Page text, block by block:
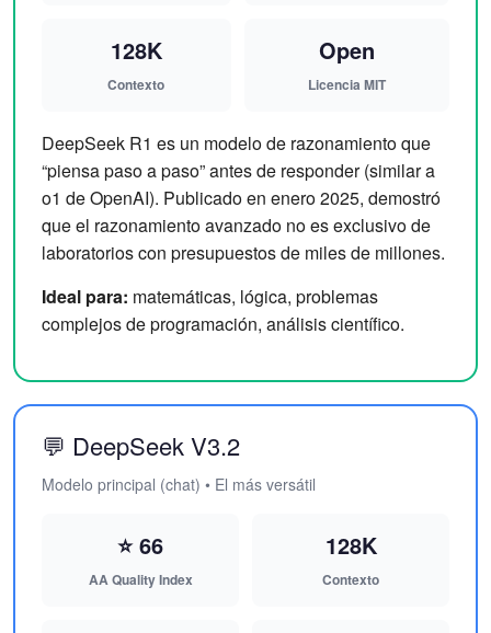
128K
Contexto
Open
Licencia MIT
DeepSeek R1 es un modelo de razonamiento que
“piensa paso a paso” antes de responder (similar a
o1 de OpenAI). Publicado en enero 2025, demostró
que el razonamiento avanzado no es exclusivo de
laboratorios con presupuestos de miles de millones.
Ideal para: matemáticas, lógica, problemas
complejos de programación, análisis científico.
💬 DeepSeek V3.2
Modelo principal (chat) • El más versátil
⭐ 66
AA Quality Index
128K
Contexto